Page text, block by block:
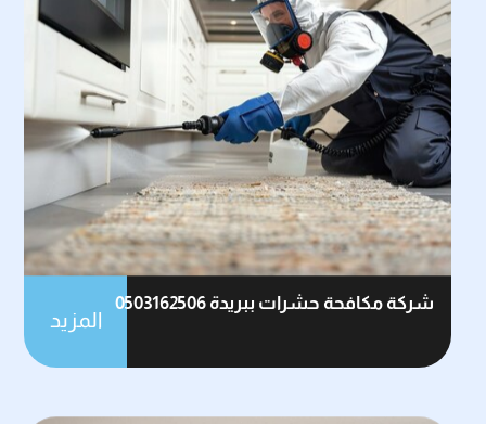
شركة مكافحة حشرات ببريدة 0503162506
المزيد